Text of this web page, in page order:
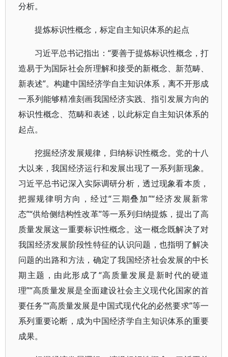
分析。
提炼标识性概念，标定自主知识体系的起点
习近平总书记指出：“要善于提炼标识性概念，打
造易于为国际社会所理解和接受的新概念、新范畴、
新表述”。构建中国经济学自主知识体系，离不开形成
一系列能够精准刻画我国经济实践、指引发展方向的
标识性概念、范畴和表述，以此标定自主知识体系的
起点。
挖掘经济发展规律，归纳标识性概念。党的十八
大以来，我国经济运行和发展出现了一系列新现象。
习近平总书记深入实际调研分析，透过现象看本质，
把握规律明方向，经过“三期叠加”“经济发展新常
态”“供给侧结构性改革”等一系列归纳提炼，提出了高
质量发展这一重要标识性概念。这一概念既解决了对
我国经济发展阶段性特征的认识问题，也指明了解决
问题的出路和方法，确定了我国经济社会发展的中长
期主题，由此形成了“高质量发展是新时代的硬道
理”“高质量发展是全面建设社会主义现代化国家的首
要任务”“高质量发展是中国式现代化的必然要求”等一
系列重要论断，成为中国经济学自主知识体系的重要
成果。